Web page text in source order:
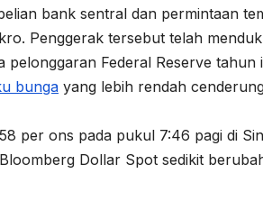
bank sentral dan permintaan
Penggerak tersebut telah
Federal Reserve tahun
bunga yang lebih rendah
per ons pada pukul 7:46 pagi di
Dollar Spot sedikit